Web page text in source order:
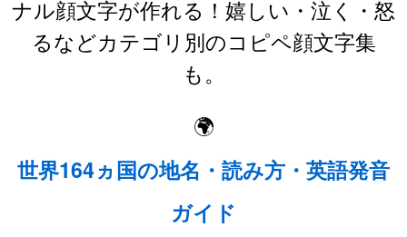
ナル顔文字が作れる！嬉しい・泣く・怒
るなどカテゴリ別のコピペ顔文字集
も。
🌍
世界164ヵ国の地名・読み方・英語発音
ガイド